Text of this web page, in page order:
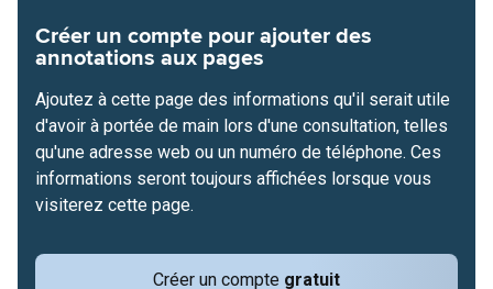
Créer un compte pour ajouter des
annotations aux pages
Créer un compte gratuit
Ajoutez à cette page des informations qu'il serait utile
d'avoir à portée de main lors d'une consultation, telles
qu'une adresse web ou un numéro de téléphone. Ces
informations seront toujours affichées lorsque vous
visiterez cette page.